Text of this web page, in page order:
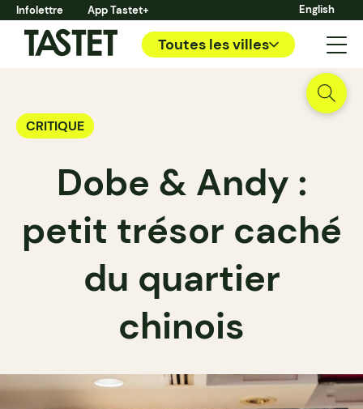
Infolettre App Tastet+ English
Toutes les villes
CRITIQUE
Dobe & Andy :
petit trésor caché
du quartier
chinois